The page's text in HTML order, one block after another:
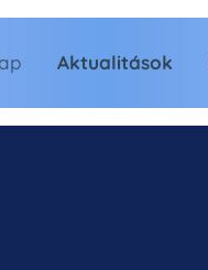
Aktualitások